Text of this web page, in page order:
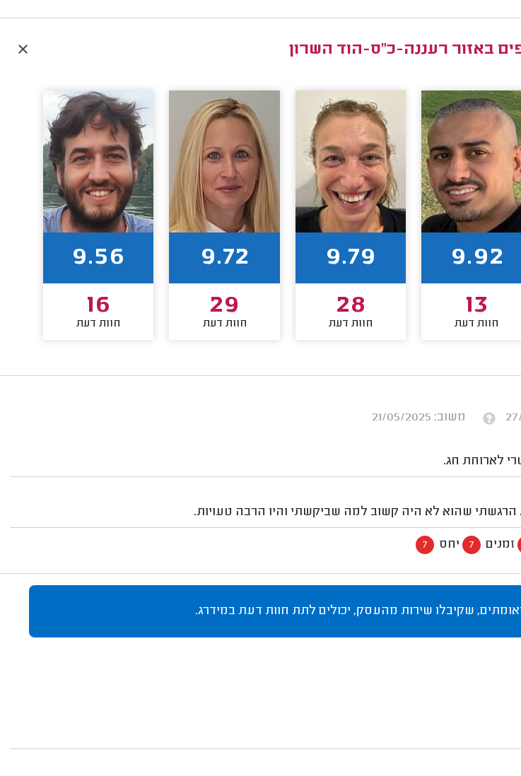
באזור רעננה-כ"ס-הוד השרון
9.92
13
חוות דעת
9.79
28
חוות דעת
9.72
29
חוות דעת
9.56
16
חוות דעת
משוב: 21/05/2025
לארוחת חג.
הרגשתי שהוא לא היה קשוב למה שביקשתי והיו הרבה טעויות.
זמנים 7 יחס 7
שקיבלו שירות מהעסק, יכולים לתת חוות דעת במידרג.